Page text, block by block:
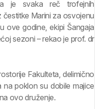
je svaka reč trofejnih
Marini za osvojenu
ove godine, ekipi Šangaja
sezoni – rekao je prof. dr
Fakulteta, delimično
poklon su dobile majice
ovo druženje.